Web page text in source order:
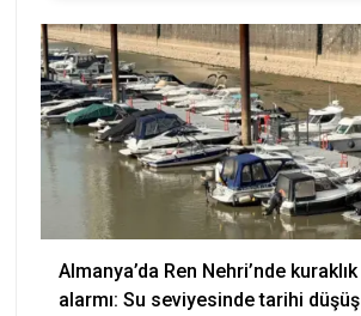
Almanya’da Ren Nehri’nde kuraklık
alarmı: Su seviyesinde tarihi düşüş